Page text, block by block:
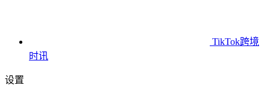
TikTok跨境
时讯
设置